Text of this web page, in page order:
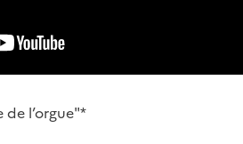
l’orgue"*